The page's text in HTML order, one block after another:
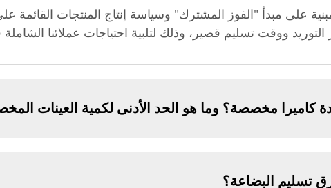
على مبدأ "الفوز المشترك" وسياسة إنتاج المنتجات القائمة
ووقت تسليم قصير، وذلك لتلبية احتياجات عملائنا
مخصصة؟ وما هو الحد الأدنى لكمية العينات
تسليم البضاعة؟